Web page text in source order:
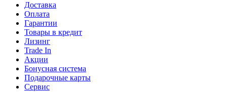
Доставка
Оплата
Гарантии
Товары в кредит
Лизинг
Trade In
Акции
Бонусная система
Подарочные карты
Сервис